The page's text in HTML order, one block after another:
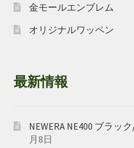
金モールエンブレム
オリジナルワッペン
最新情報
NEWERA NE400 ブラッ
月8日